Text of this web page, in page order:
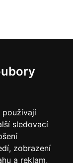
používají
sledovací
zobrazení
a reklam,